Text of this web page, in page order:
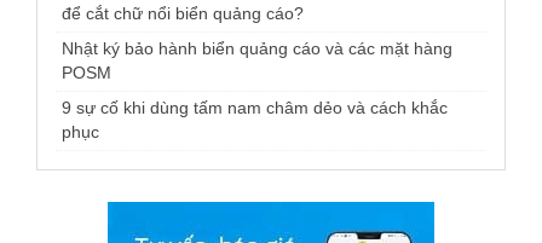
để cắt chữ nổi biển quảng cáo?
Nhật ký bảo hành biển quảng cáo và các mặt hàng
POSM
9 sự cố khi dùng tấm nam châm dẻo và cách khắc
phục